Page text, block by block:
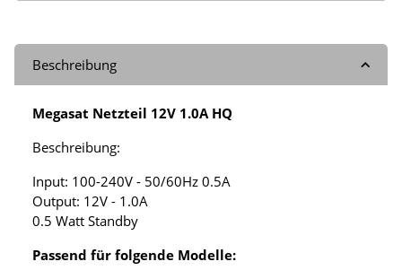
Beschreibung
Megasat Netzteil 12V 1.0A HQ
Beschreibung:
Input: 100-240V - 50/60Hz 0.5A
Output: 12V - 1.0A
0.5 Watt Standby
Passend für folgende Modelle: